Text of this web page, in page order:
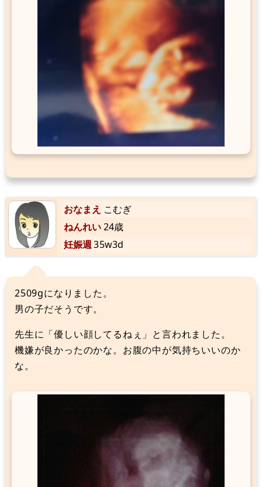
おなまえ こむぎ
ねんれい24歳
妊娠週35w3d
2509gになりました。
男の子だそうです。
先生に「優しい顔してるねぇ」と言われました。
機嫌が良かったのかな。お腹の中が気持ちいいのか
な。